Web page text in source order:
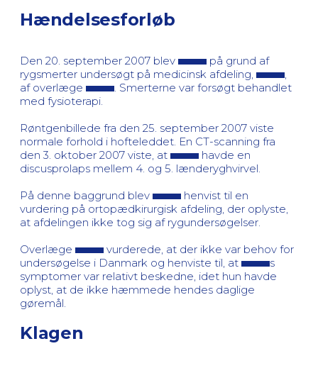
Hændelsesforløb
Den 20. september 2007 blev
på grund af
rygsmerter undersøgt på medicinsk afdeling,
af overlæge
. Smerterne var forsøgt behandlet
med fysioterapi.
Røntgenbillede fra den 25. september 2007 viste
normale forhold i hofteleddet. En CT-scanning fra
den 3. oktober 2007 viste, at
havde en
discusprolaps mellem 4. og 5. lænderyghvirvel.
På denne baggrund blev
henvist til en
vurdering på ortopædkirurgisk afdeling, der oplyste,
at afdelingen ikke tog sig af rygundersøgelser.
Overlæge
vurderede, at der ikke var behov for
undersøgelse i Danmark og henviste til, at
s
symptomer var relativt beskedne, idet hun havde
oplyst, at de ikke hæmmede hendes daglige
gøremål.
Klagen